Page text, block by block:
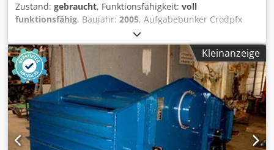
Zustand: gebraucht, Funktionsfähigkeit: voll
funktionsfähig, Baujahr: 2005, Aufgabebunker Crodpfx
Ajzq Szrjf Esf Gitterrost Abzugsband Förderband 12 m mit
Gurt 650mm
Kleinanzeige